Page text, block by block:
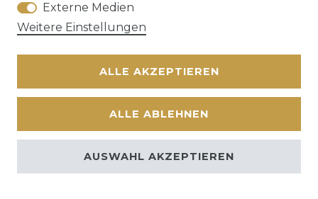
AGB
VERTRAG WIDERRUFEN Kontakt
Externe Medien
Weitere Einstellungen
ALLE AKZEPTIEREN
ALLE ABLEHNEN
AUSWAHL AKZEPTIEREN